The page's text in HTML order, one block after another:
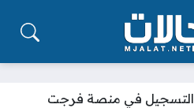
التسجيل في منصة فرجت